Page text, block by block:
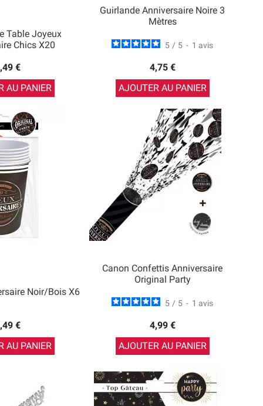
Table Joyeux
Chics X20
€
AU PANIER
Guirlande Anniversaire Noire 3
Mètres
5 / 5 - 1 avis
4,75 €
AJOUTER AU PANIER
Noir/Bois X6
€
AU PANIER
Canon Confettis Anniversaire
Original Party
5 / 5 - 1 avis
4,99 €
AJOUTER AU PANIER